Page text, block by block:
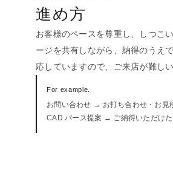
進め方
お客様のペースを尊重し、しつこ
ージを共有しながら、納得のうえ
応していますので、ご来店が難し
For example.
お問い合わせ → お打ち合わせ・お
CAD パース提案 → ご納得いただけた